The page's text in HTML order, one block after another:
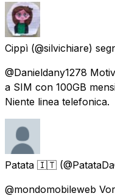
Cippì (@silvichiare)
@Danieldany1278
a SIM con 100GB
Niente linea telefonica.
Patata 🇮🇹
@mondomobileweb